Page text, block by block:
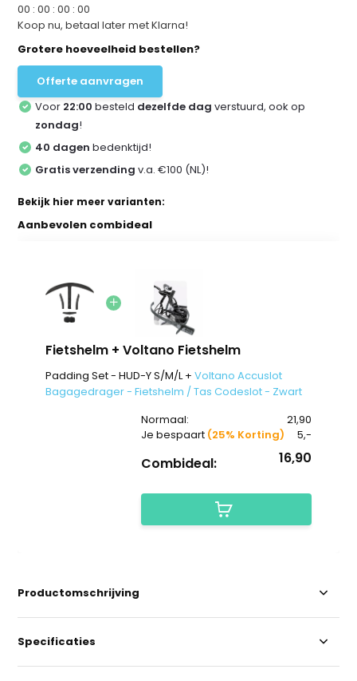
00 :00 :00 :00
Koop nu, betaal later met Klarna!
Grotere hoeveelheid bestellen?
Offerte aanvragen
Voor 22:00 besteld dezelfde dag verstuurd, ook op
zondag!
40 dagen bedenktijd!
Gratis verzending v.a. €100 (NL)!
Bekijk hier meer varianten:
Aanbevolen combideal
Fietshelm + Voltano Fietshelm
Padding Set - HUD-Y S/M/L +Voltano Accuslot
Bagagedrager - Fietshelm / Tas Codeslot - Zwart
Normaal:
21,90
Je bespaart (25% Korting) 5,-
Combideal: 16,90
Productomschrijving
Specificaties